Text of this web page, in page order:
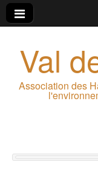
Val
Association des